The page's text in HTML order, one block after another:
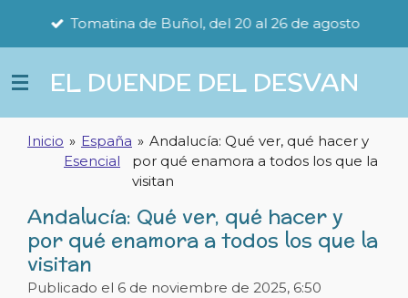
principal
Tomatina de Buñol, del 20 al 26 de agosto
EL DUENDE DEL DESVAN
Inicio » España
Esencial
» Andalucía: Qué ver, qué hacer y
por qué enamora a todos los que la
visitan
Andalucía: Qué ver, qué hacer y
por qué enamora a todos los que la
visitan
Publicado el 6 de noviembre de 2025, 6:50